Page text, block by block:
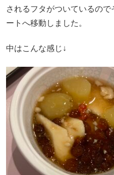
されるフタがついているの
ートへ移動しました。
中はこんな感じ↓